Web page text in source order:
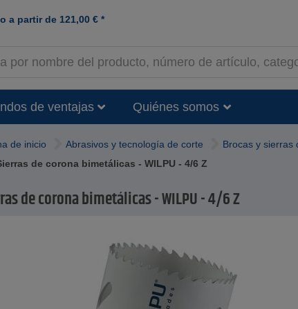
a partir de 121,00 € *
de ventajas Quiénes somos
de inicio Abrasivos y tecnología de corte Brocas y sierras
de corona bimetálicas - WILPU - 4/6 Z
de corona bimetálicas - WILPU - 4/6 Z